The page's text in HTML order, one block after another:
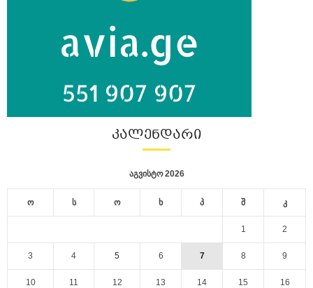
ᲙᲐᲚᲔᲜᲓᲐᲠᲘ
აგვისტო 2026
ო ს ო ხ პ შ კ
1 2
3 4 5 6 7 8 9
10 11 12 13 14 15 16